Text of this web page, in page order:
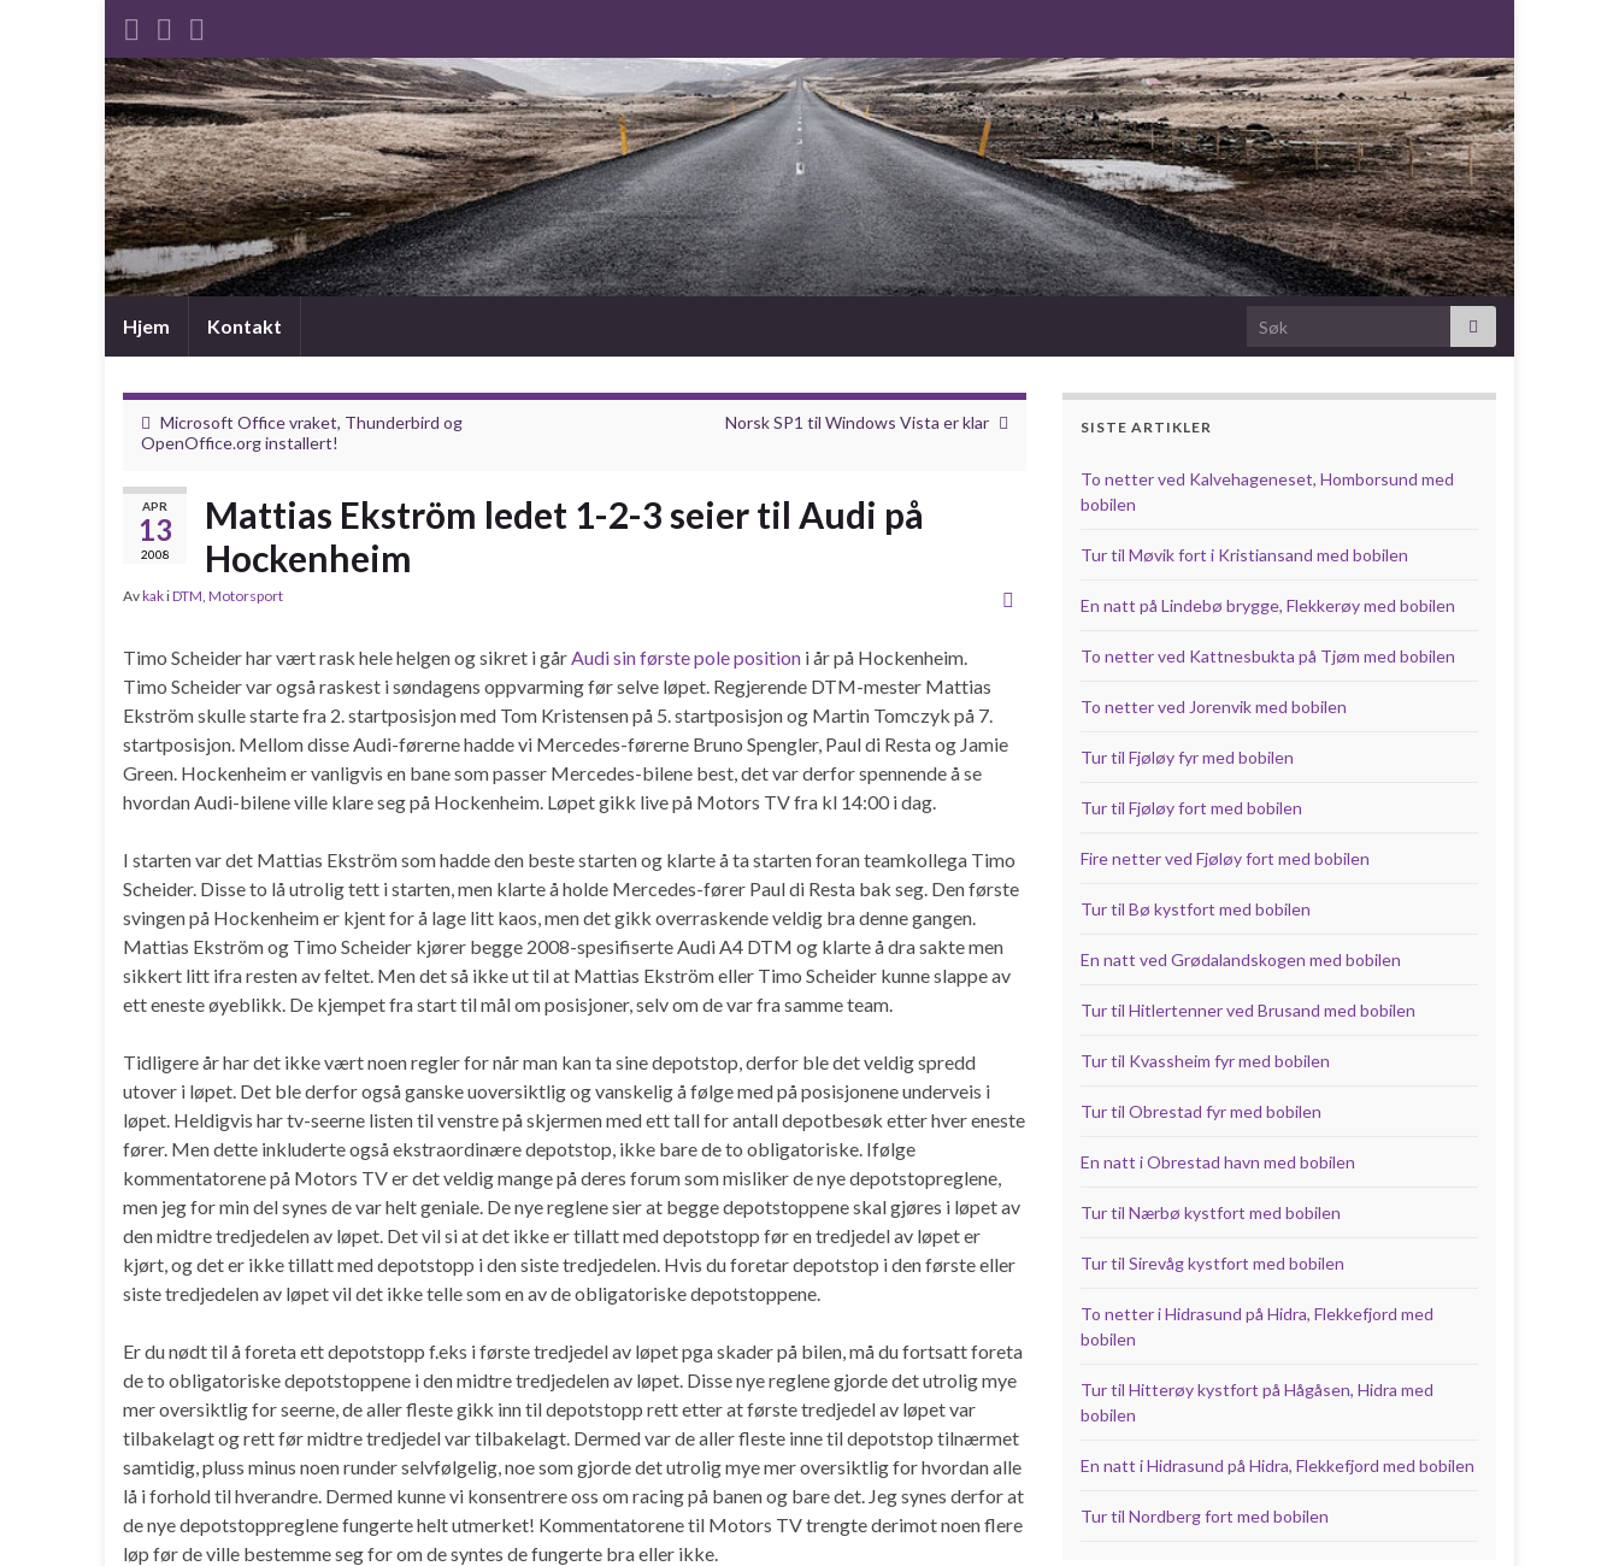
Hjem Kontakt Search for:
Microsoft Office vraket, Thunderbird og
OpenOffice.org installert!
Norsk SP1 til Windows Vista er klar
APR
13
2008
Mattias Ekström ledet 1-2-3 seier til Audi på
Hockenheim
AvkakiDTM, Motorsport
Timo Scheider har vært rask hele helgen og sikret i gårAudi sin første pole position i år på Hockenheim.
Timo Scheider var også raskest i søndagens oppvarming før selve løpet. Regjerende DTM-mester Mattias
Ekström skulle starte fra 2. startposisjon med Tom Kristensen på 5. startposisjon og Martin Tomczyk på 7.
startposisjon. Mellom disse Audi-førerne hadde vi Mercedes-førerne Bruno Spengler, Paul di Resta og Jamie
Green. Hockenheim er vanligvis en bane som passer Mercedes-bilene best, det var derfor spennende å se
hvordan Audi-bilene ville klare seg på Hockenheim. Løpet gikk live på Motors TV fra kl 14:00 i dag.
I starten var det Mattias Ekström som hadde den beste starten og klarte å ta starten foran teamkollega Timo
Scheider. Disse to lå utrolig tett i starten, men klarte å holde Mercedes-fører Paul di Resta bak seg. Den første
svingen på Hockenheim er kjent for å lage litt kaos, men det gikk overraskende veldig bra denne gangen.
Mattias Ekström og Timo Scheider kjører begge 2008-spesifiserte Audi A4 DTM og klarte å dra sakte men
sikkert litt ifra resten av feltet. Men det så ikke ut til at Mattias Ekström eller Timo Scheider kunne slappe av
ett eneste øyeblikk. De kjempet fra start til mål om posisjoner, selv om de var fra samme team.
Tidligere år har det ikke vært noen regler for når man kan ta sine depotstop, derfor ble det veldig spredd
utover i løpet. Det ble derfor også ganske uoversiktlig og vanskelig å følge med på posisjonene underveis i
løpet. Heldigvis har tv-seerne listen til venstre på skjermen med ett tall for antall depotbesøk etter hver eneste
fører. Men dette inkluderte også ekstraordinære depotstop, ikke bare de to obligatoriske. Ifølge
kommentatorene på Motors TV er det veldig mange på deres forum som misliker de nye depotstopreglene,
men jeg for min del synes de var helt geniale. De nye reglene sier at begge depotstoppene skal gjøres i løpet av
den midtre tredjedelen av løpet. Det vil si at det ikke er tillatt med depotstopp før en tredjedel av løpet er
kjørt, og det er ikke tillatt med depotstopp i den siste tredjedelen. Hvis du foretar depotstop i den første eller
siste tredjedelen av løpet vil det ikke telle som en av de obligatoriske depotstoppene.
Er du nødt til å foreta ett depotstopp f.eks i første tredjedel av løpet pga skader på bilen, må du fortsatt foreta
de to obligatoriske depotstoppene i den midtre tredjedelen av løpet. Disse nye reglene gjorde det utrolig mye
mer oversiktlig for seerne, de aller fleste gikk inn til depotstopp rett etter at første tredjedel av løpet var
tilbakelagt og rett før midtre tredjedel var tilbakelagt. Dermed var de aller fleste inne til depotstop tilnærmet
samtidig, pluss minus noen runder selvfølgelig, noe som gjorde det utrolig mye mer oversiktlig for hvordan alle
lå i forhold til hverandre. Dermed kunne vi konsentrere oss om racing på banen og bare det. Jeg synes derfor at
de nye depotstoppreglene fungerte helt utmerket! Kommentatorene til Motors TV trengte derimot noen flere
løp før de ville bestemme seg for om de syntes de fungerte bra eller ikke.
SISTE ARTIKLER
To netter ved Kalvehageneset, Homborsund med
bobilen
Tur til Møvik fort i Kristiansand med bobilen
En natt på Lindebø brygge, Flekkerøy med bobilen
To netter ved Kattnesbukta på Tjøm med bobilen
To netter ved Jorenvik med bobilen
Tur til Fjøløy fyr med bobilen
Tur til Fjøløy fort med bobilen
Fire netter ved Fjøløy fort med bobilen
Tur til Bø kystfort med bobilen
En natt ved Grødalandskogen med bobilen
Tur til Hitlertenner ved Brusand med bobilen
Tur til Kvassheim fyr med bobilen
Tur til Obrestad fyr med bobilen
En natt i Obrestad havn med bobilen
Tur til Nærbø kystfort med bobilen
Tur til Sirevåg kystfort med bobilen
To netter i Hidrasund på Hidra, Flekkefjord med
bobilen
Tur til Hitterøy kystfort på Hågåsen, Hidra med
bobilen
En natt i Hidrasund på Hidra, Flekkefjord med bobilen
Tur til Nordberg fort med bobilen